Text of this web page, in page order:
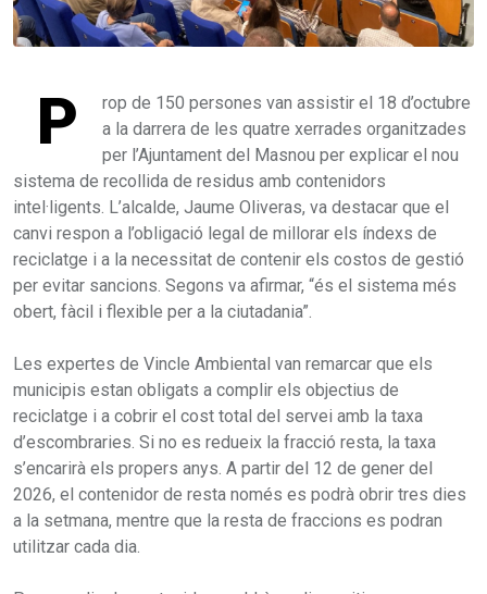
P
rop de 150 persones van assistir el 18 d’octubre
a la darrera de les quatre xerrades organitzades
per l’Ajuntament del Masnou per explicar el nou
sistema de recollida de residus amb contenidors
intel·ligents. L’alcalde, Jaume Oliveras, va destacar que el
canvi respon a l’obligació legal de millorar els índexs de
reciclatge i a la necessitat de contenir els costos de gestió
per evitar sancions. Segons va afirmar, “és el sistema més
obert, fàcil i flexible per a la ciutadania”.
Les expertes de Vincle Ambiental van remarcar que els
municipis estan obligats a complir els objectius de
reciclatge i a cobrir el cost total del servei amb la taxa
d’escombraries. Si no es redueix la fracció resta, la taxa
s’encarirà els propers anys. A partir del 12 de gener del
2026, el contenidor de resta només es podrà obrir tres dies
a la setmana, mentre que la resta de fraccions es podran
utilitzar cada dia.